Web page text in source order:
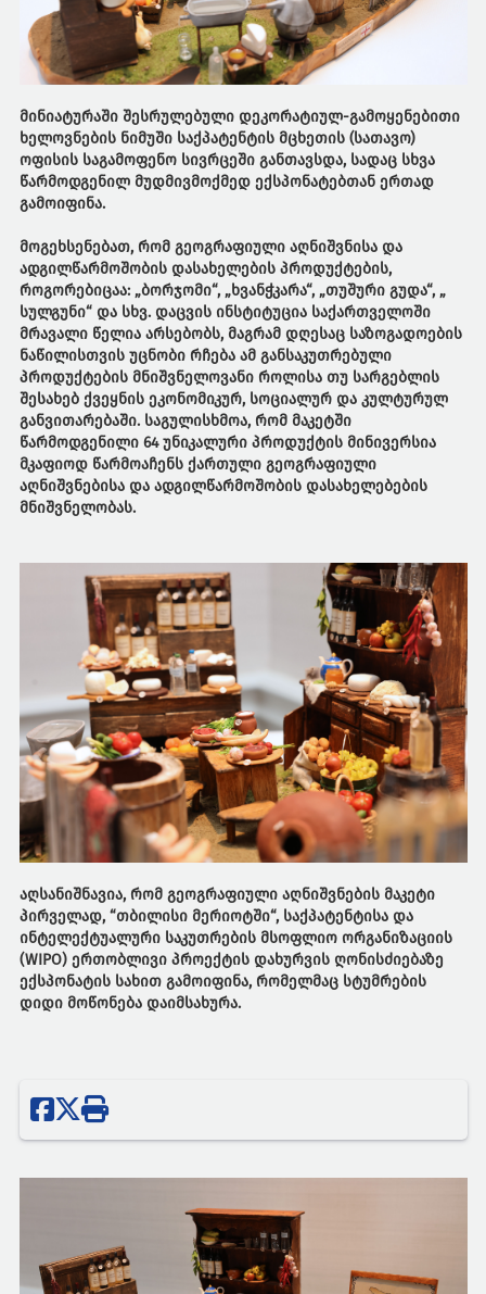
მინიატურაში შესრულებული დეკორატიულ-გამოყენებითი
ხელოვნების ნიმუში საქპატენტის მცხეთის (სათავო)
ოფისის საგამოფენო სივრცეში განთავსდა, სადაც სხვა
წარმოდგენილ მუდმივმოქმედ ექსპონატებთან ერთად
გამოიფინა.
მოგეხსენებათ, რომ გეოგრაფიული აღნიშვნისა და
ადგილწარმოშობის დასახელების პროდუქტების,
როგორებიცაა: „ბორჯომი“, „ხვანჭკარა“, „თუშური გუდა“, „
სულგუნი“ და სხვ. დაცვის ინსტიტუცია საქართველოში
მრავალი წელია არსებობს, მაგრამ დღესაც საზოგადოების
ნაწილისთვის უცნობი რჩება ამ განსაკუთრებული
პროდუქტების მნიშვნელოვანი როლისა თუ სარგებლის
შესახებ ქვეყნის ეკონომიკურ, სოციალურ და კულტურულ
განვითარებაში. საგულისხმოა, რომ მაკეტში
წარმოდგენილი 64 უნიკალური პროდუქტის მინივერსია
მკაფიოდ წარმოაჩენს ქართული გეოგრაფიული
აღნიშვნებისა და ადგილწარმოშობის დასახელებების
მნიშვნელობას.
აღსანიშნავია, რომ გეოგრაფიული აღნიშვნების მაკეტი
პირველად, “თბილისი მერიოტში“, საქპატენტისა და
ინტელექტუალური საკუთრების მსოფლიო ორგანიზაციის
(WIPO) ერთობლივი პროექტის დახურვის ღონისძიებაზე
ექსპონატის სახით გამოიფინა, რომელმაც სტუმრების
დიდი მოწონება დაიმსახურა.